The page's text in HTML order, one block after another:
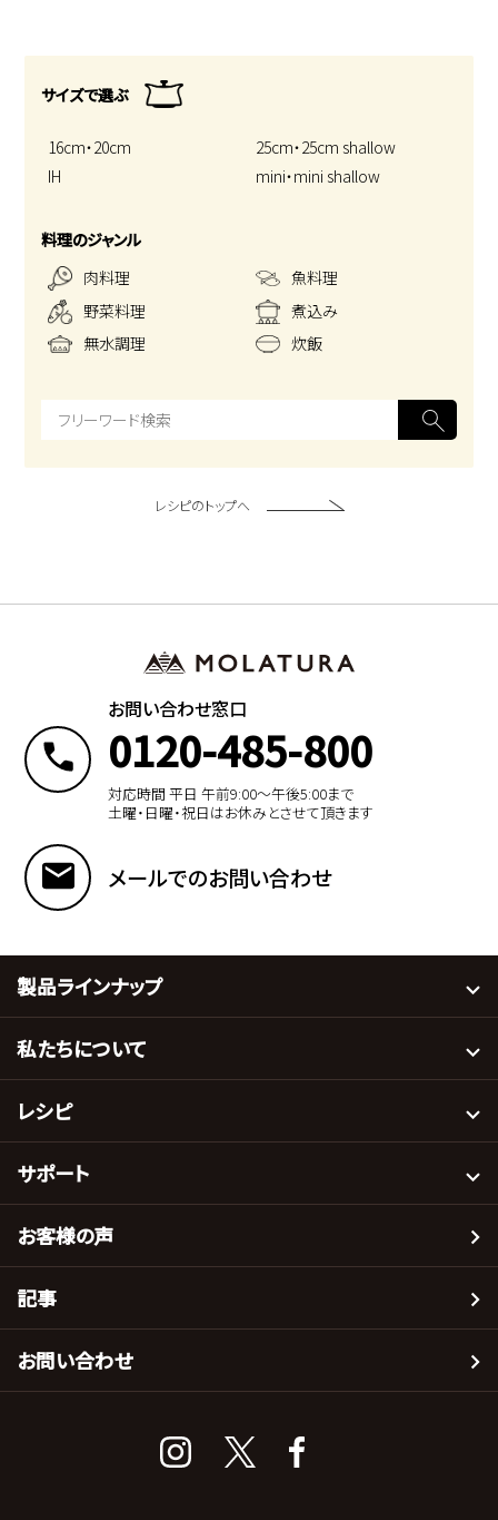
サイズで選ぶ
16cm・20cm
25cm・25cm shallow
IH
mini・mini shallow
料理のジャンル
肉料理
魚料理
野菜料理
煮込み
無水調理
炊飯
レシピのトップへ
お問い合わせ窓口
0120-485-800
対応時間 平日 午前9:00〜午後5:00まで
土曜・日曜・祝日はお休みとさせて頂きます
メールでのお問い合わせ
製品ラインナップ
私たちについて
レシピ
サポート
お客様の声
記事
お問い合わせ